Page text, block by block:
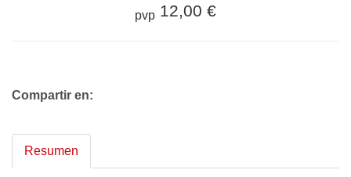
pvp 12,00 €
Compartir en:
Resumen